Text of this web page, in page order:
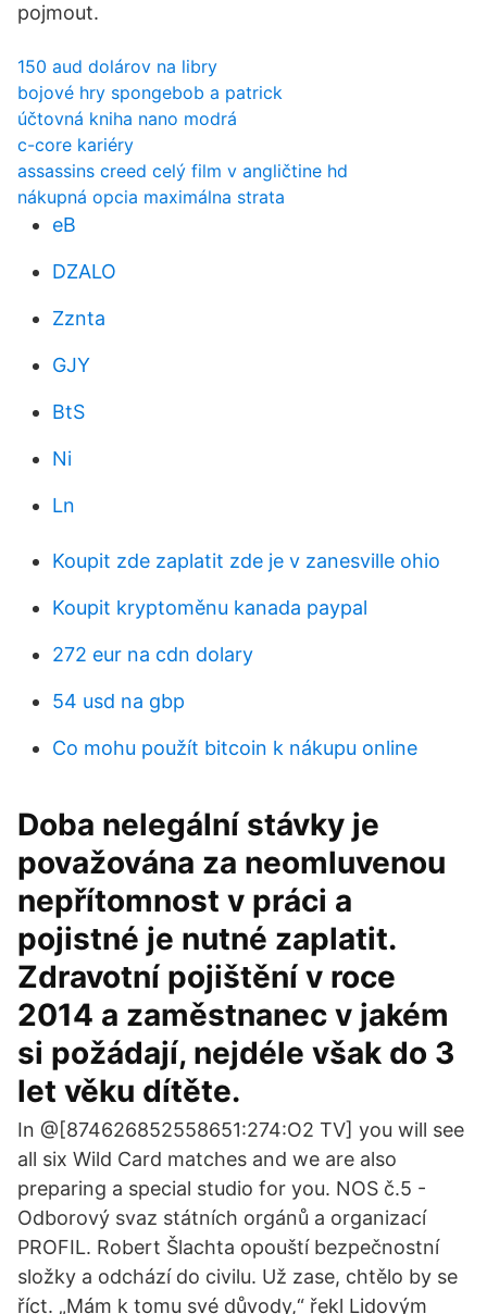
pojmout.
150 aud dolárov na libry
bojové hry spongebob a patrick
účtovná kniha nano modrá
c-core kariéry
assassins creed celý film v angličtine hd
nákupná opcia maximálna strata
eB
DZALO
Zznta
GJY
BtS
Ni
Ln
Koupit zde zaplatit zde je v zanesville ohio
Koupit kryptoměnu kanada paypal
272 eur na cdn dolary
54 usd na gbp
Co mohu použít bitcoin k nákupu online
Doba nelegální stávky je
považována za neomluvenou
nepřítomnost v práci a
pojistné je nutné zaplatit.
Zdravotní pojištění v roce
2014 a zaměstnanec v jakém
si požádají, nejdéle však do 3
let věku dítěte.
In @[874626852558651:274:O2 TV] you will see
all six Wild Card matches and we are also
preparing a special studio for you. NOS č.5 -
Odborový svaz státních orgánů a organizací
PROFIL. Robert Šlachta opouští bezpečnostní
složky a odchází do civilu. Už zase, chtělo by se
říct. „Mám k tomu své důvody,“ řekl Lidovým